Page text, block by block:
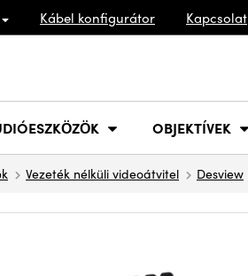
Kábel konfigurátor Kapcsolat
OBJEKTÍVEK
Vezeték nélküli videoátvitel Desview